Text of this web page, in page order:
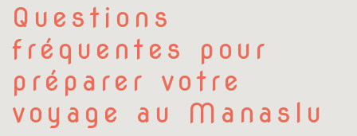
Questions
fréquentes pour
préparer votre
voyage au Manaslu